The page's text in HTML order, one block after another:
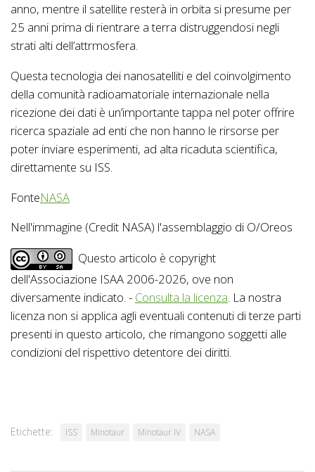
anno, mentre il satellite resterà in orbita si presume per
25 anni prima di rientrare a terra distruggendosi negli
strati alti dell’attrmosfera.
Questa tecnologia dei nanosatelliti e del coinvolgimento
della comunità radioamatoriale internazionale nella
ricezione dei dati è un’importante tappa nel poter offrire
ricerca spaziale ad enti che non hanno le rirsorse per
poter inviare esperimenti, ad alta ricaduta scientifica,
direttamente su ISS.
FonteNASA
Nell'immagine (Credit NASA) l'assemblaggio di O/Oreos
Questo articolo è copyright
dell'Associazione ISAA 2006-2026, ove non
diversamente indicato. - Consulta la licenza. La nostra
licenza non si applica agli eventuali contenuti di terze parti
presenti in questo articolo, che rimangono soggetti alle
condizioni del rispettivo detentore dei diritti.
Etichette: ISS Minotaur Minotaur IV NASA